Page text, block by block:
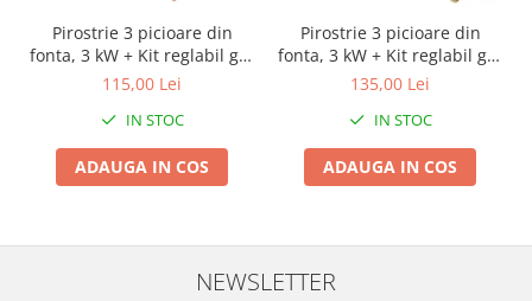
Cantarire
Cantare comerciale
Cantare Corporale
Aparate de spalat cu presiune si
accesorii
Pirostrie 3 picioare din
fonta, 3 kW + Kit reglabil gpl
RH-10 + Tub flex 2M+2
115,00 Lei
IN STOC
ADAUGA IN COS
Pirostrie 3 picioare din
fonta, 3 kW + Kit reglabil gpl
RH-10 + Tub flex 2M+2
135,00 Lei
IN STOC
ADAUGA IN COS
NEWSLETTER